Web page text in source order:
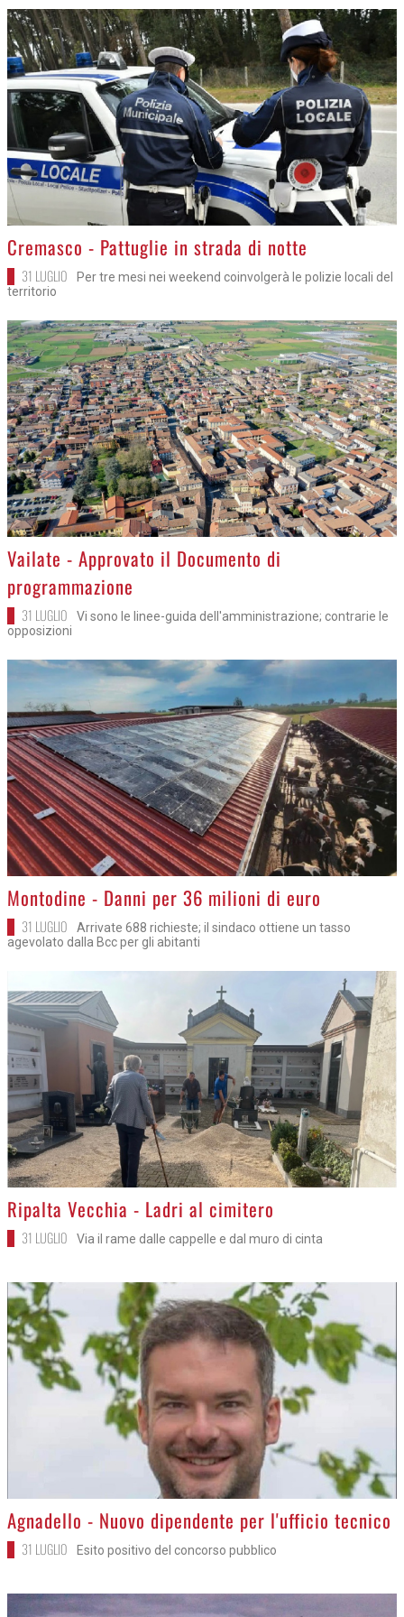
>
Cremasco - Pattuglie in strada di notte
31 LUGLIO
Per tre mesi nei weekend coinvolgerà le polizie locali del
territorio
>
Vailate - Approvato il Documento di
programmazione
31 LUGLIO
Vi sono le linee-guida dell'amministrazione; contrarie le
opposizioni
>Montodine - Danni per 36 milioni di euro
31 LUGLIO
Arrivate 688 richieste; il sindaco ottiene un tasso
agevolato dalla Bcc per gli abitanti
>
Ripalta Vecchia - Ladri al cimitero
31 LUGLIO Via il rame dalle cappelle e dal muro di cinta
>
Agnadello - Nuovo dipendente per l'ufficio tecnico
31 LUGLIO Esito positivo del concorso pubblico